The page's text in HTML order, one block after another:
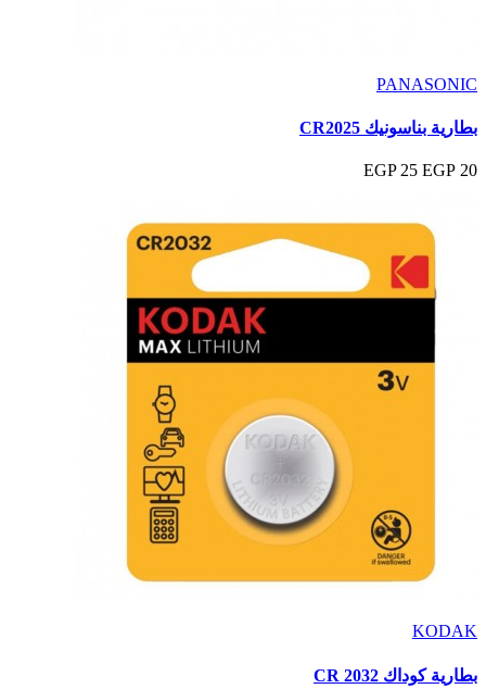
PANASONIC
بطارية بناسونيك CR2025
20 EGP
25 EGP
KODAK
بطارية كوداك CR 2032